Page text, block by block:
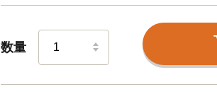
数量